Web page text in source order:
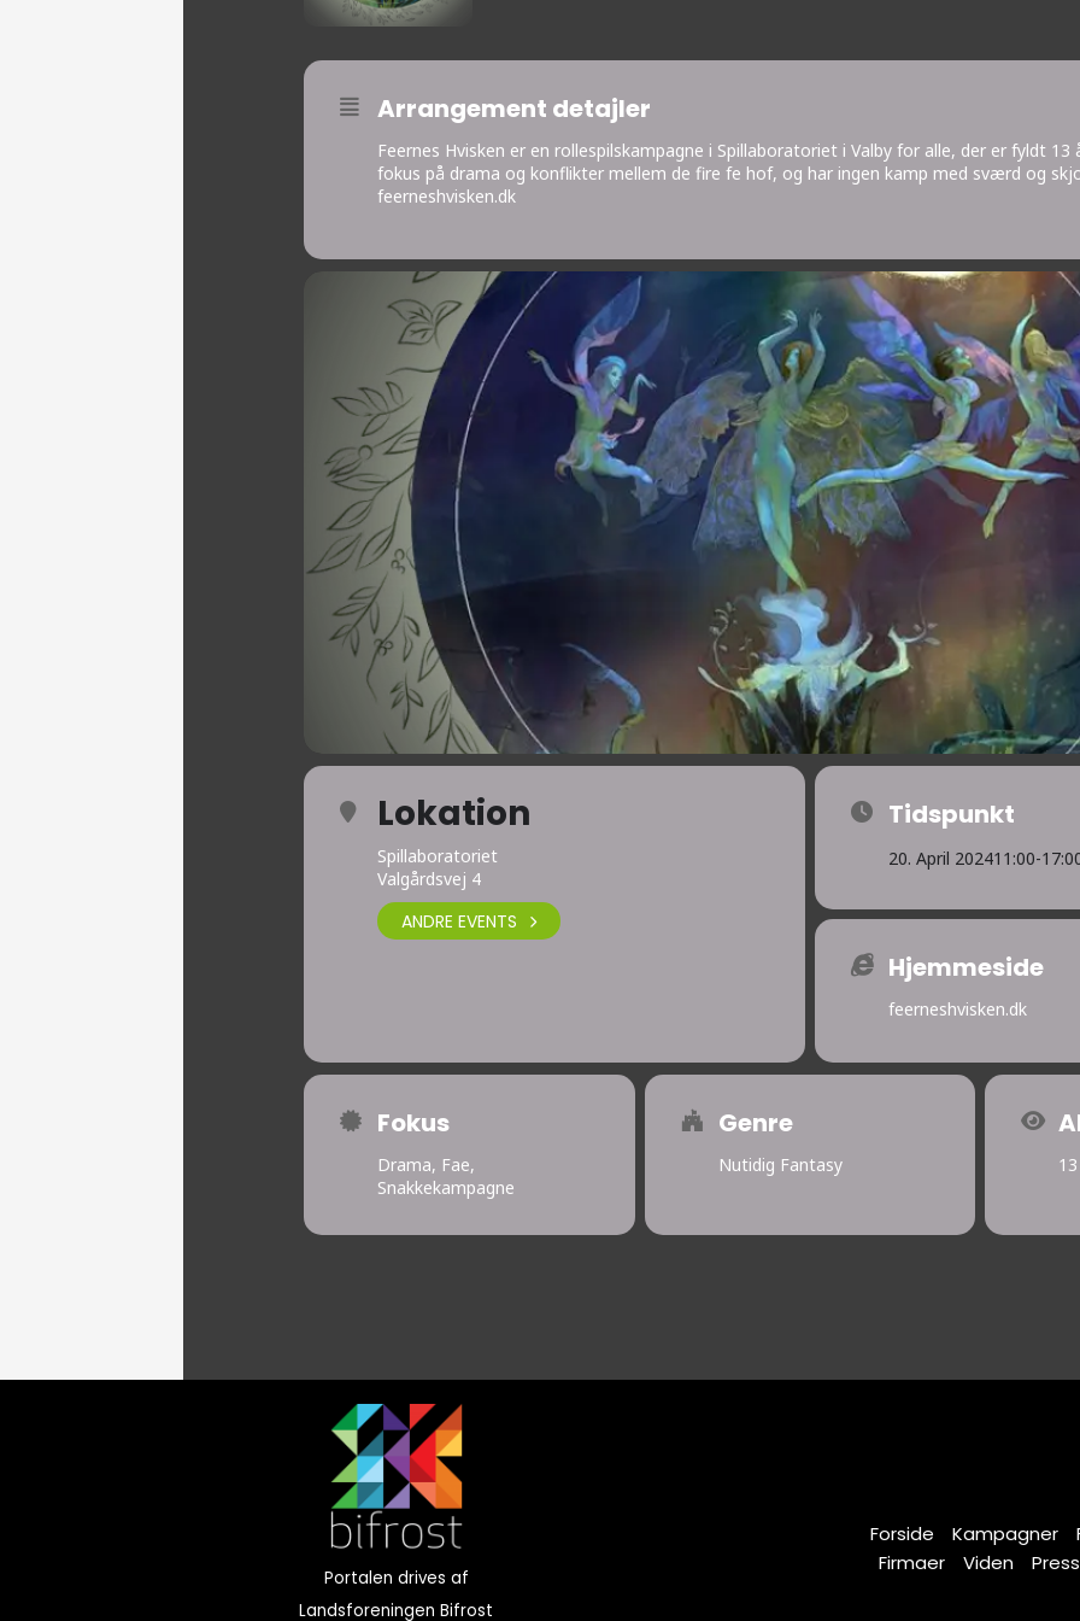
Arrangement detajler
Feernes Hvisken er en rollespilskampagne i Spillaboratoriet i Valby for alle, der er fyldt 13
fokus på drama og konflikter mellem de fire fe hof, og har ingen kamp med sværd og
feerneshvisken.dk
Lokation
Spillaboratoriet
Valgårdsvej 4
ANDRE EVENTS
Tidspunkt
20. April 202411:00-
Hjemmeside
feerneshvisken.dk
Fokus
Drama, Fae,
Snakkekampagne
Genre
Nutidig Fantasy 13
Portalen drives af
Landsforeningen Bifrost
Forside Kampagner
Firmaer
Viden